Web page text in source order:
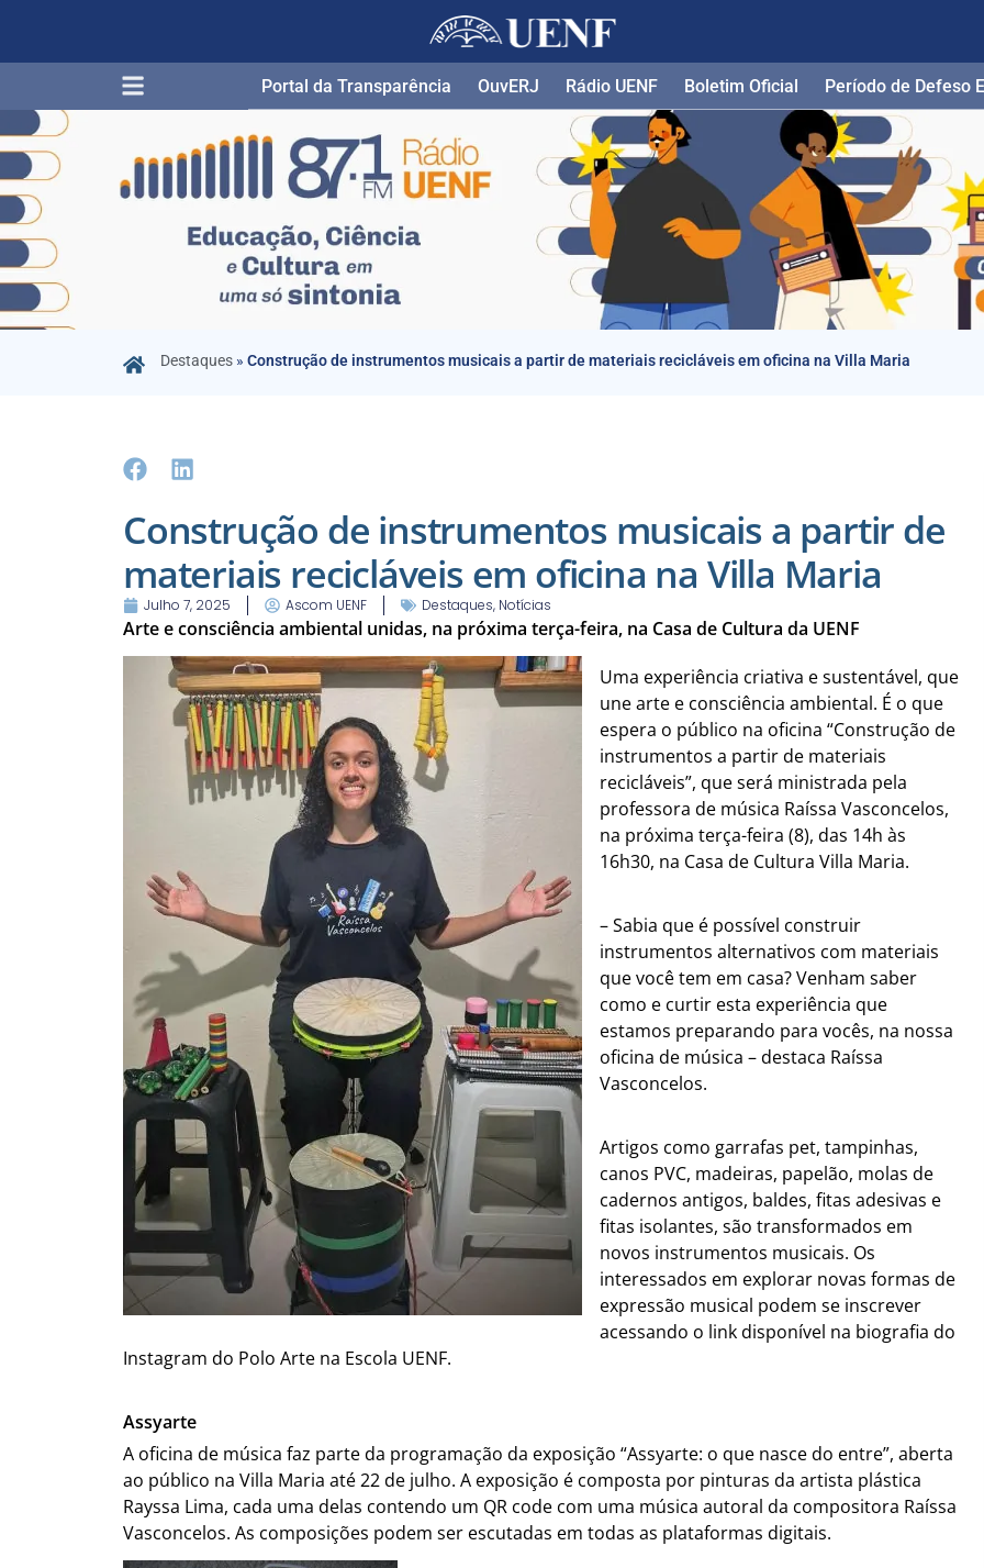
Portal da Transparência​ OuvERJ Rádio UENF Boletim Oficial Período de Defeso
Destaques »Construção de instrumentos musicais a partir de materiais recicláveis em oficina na Villa Maria
Construção de instrumentos musicais a partir de
materiais recicláveis em oficina na Villa Maria
Julho 7, 2025 Ascom UENF Destaques, Notícias
Arte e consciência ambiental unidas, na próxima terça-feira, na Casa de Cultura da UENF
Uma experiência criativa e sustentável, que
une arte e consciência ambiental. É o que
espera o público na oficina “Construção de
instrumentos a partir de materiais
recicláveis”, que será ministrada pela
professora de música Raíssa Vasconcelos,
na próxima terça-feira (8), das 14h às
16h30, na Casa de Cultura Villa Maria.
– Sabia que é possível construir
instrumentos alternativos com materiais
que você tem em casa? Venham saber
como e curtir esta experiência que
estamos preparando para vocês, na nossa
oficina de música – destaca Raíssa
Vasconcelos.
Artigos como garrafas pet, tampinhas,
canos PVC, madeiras, papelão, molas de
cadernos antigos, baldes, fitas adesivas e
fitas isolantes, são transformados em
novos instrumentos musicais. Os
interessados em explorar novas formas de
expressão musical podem se inscrever
acessando o link disponível na biografia do
Instagram do Polo Arte na Escola UENF.
Assyarte
A oficina de música faz parte da programação da exposição “Assyarte: o que nasce do entre”, aberta
ao público na Villa Maria até 22 de julho. A exposição é composta por pinturas da artista plástica
Rayssa Lima, cada uma delas contendo um QR code com uma música autoral da compositora Raíssa
Vasconcelos. As composições podem ser escutadas em todas as plataformas digitais.